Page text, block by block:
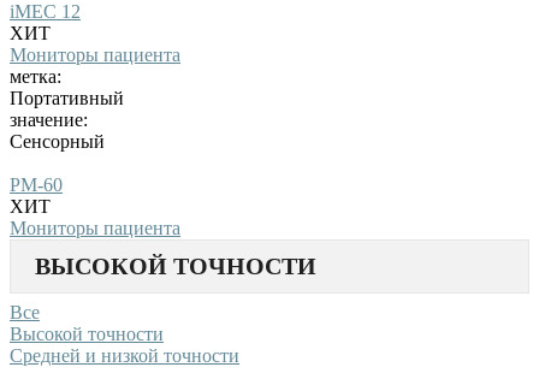
iMEC 12
ХИТ
Мониторы пациента
метка:
Портативный
значение:
Сенсорный
PM-60
ХИТ
Мониторы пациента
ВЫСОКОЙ ТОЧНОСТИ
Все
Высокой точности
Средней и низкой точности